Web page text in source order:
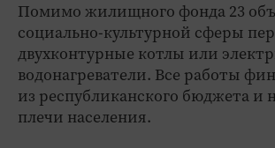
Помимо жилищного фонда 23
социально-культурной сферы
двухконтурные котлы или
водонагреватели. Все работы
из республиканского бюджета и
плечи населения.